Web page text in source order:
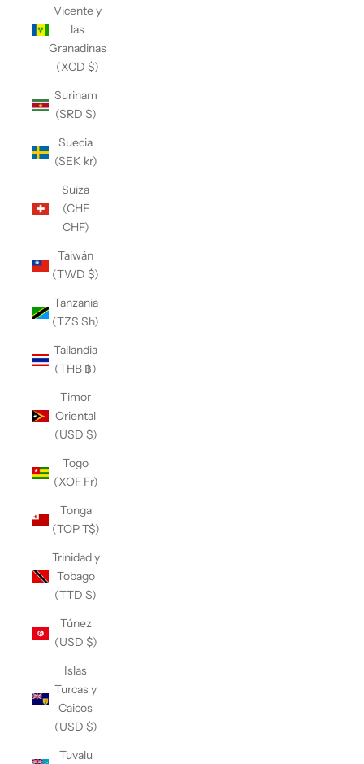
Vicente y
las
Granadinas
(XCD $)
Surinam
(SRD $)
Suecia
(SEK kr)
Suiza
(CHF
CHF)
Taiwán
(TWD $)
Tanzania
(TZS Sh)
Tailandia
(THB ฿)
Timor
Oriental
(USD $)
Togo
(XOF Fr)
Tonga
(TOP T$)
Trinidad y
Tobago
(TTD $)
Túnez
(USD $)
Islas
Turcas y
Caicos
(USD $)
Tuvalu